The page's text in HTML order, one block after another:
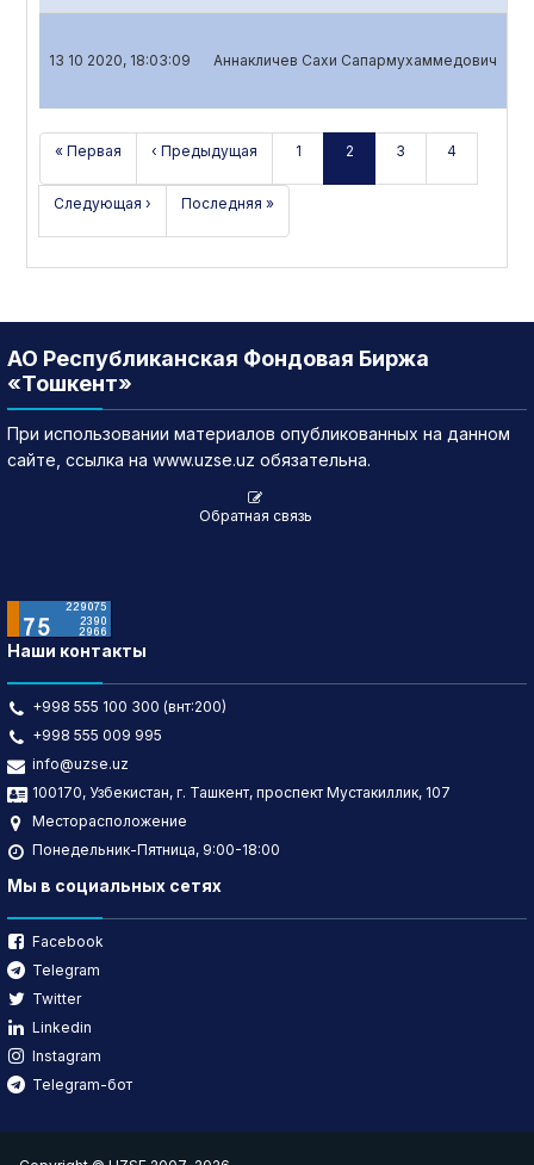
13 10 2020, 18:03:09 Аннакличев Сахи Сапармухаммедович
« Первая ‹ Предыдущая 1 2 3 4
Следующая › Последняя »
АО Республиканская Фондовая Биржа
«Тошкент»
При использовании материалов опубликованных на данном
сайте, ссылка на www.uzse.uz обязательна.
Обратная связь
Наши контакты
+998 555 100 300 (внт:200)
+998 555 009 995
info@uzse.uz
100170, Узбекистан, г. Ташкент, проспект Мустакиллик, 107
Месторасположение
Понедельник-Пятница, 9:00-18:00
Мы в социальных сетях
Facebook
Telegram
Twitter
Linkedin
Instagram
Telegram-бот